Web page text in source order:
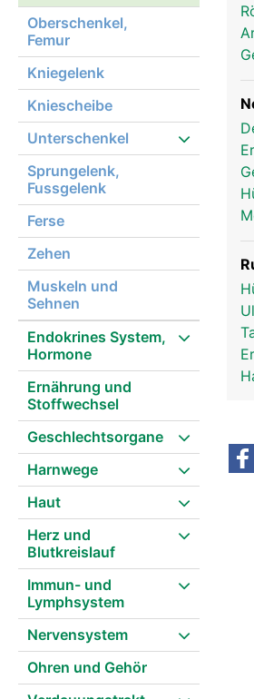
Oberschenkel,
Femur
Kniegelenk
Kniescheibe
Unterschenkel
Sprungelenk,
Fussgelenk
Ferse
Zehen
Muskeln und
Sehnen
Endokrines System,
Hormone
Ernährung und
Stoffwechsel
Geschlechtsorgane
Harnwege
Haut
Herz und
Blutkreislauf
Immun- und
Lymphsystem
Nervensystem
Ohren und Gehör